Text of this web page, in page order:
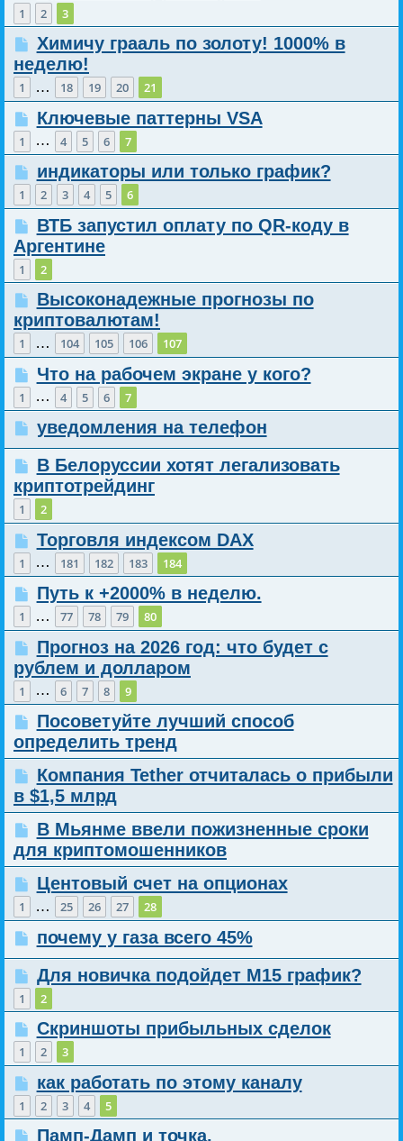
1 2 3
Химичу грааль по золоту! 1000% в
неделю!
1 … 18 19 20 21
Ключевые паттерны VSA
1 … 4 5 6 7
индикаторы или только график?
1 2 3 4 5 6
ВТБ запустил оплату по QR-коду в
Аргентине
1 2
Высоконадежные прогнозы по
криптовалютам!
1 … 104 105 106 107
Что на рабочем экране у кого?
1 … 4 5 6 7
уведомления на телефон
В Белоруссии хотят легализовать
криптотрейдинг
1 2
Торговля индексом DAX
1 … 181 182 183 184
Путь к +2000% в неделю.
1 … 77 78 79 80
Прогноз на 2026 год: что будет с
рублем и долларом
1 … 6 7 8 9
Посоветуйте лучший способ
определить тренд
Компания Tether отчиталась о прибыли
в $1,5 млрд
В Мьянме ввели пожизненные сроки
для криптомошенников
Центовый счет на опционах
1 … 25 26 27 28
почему у газа всего 45%
Для новичка подойдет М15 график?
1 2
Скриншоты прибыльных сделок
1 2 3
как работать по этому каналу
1 2 3 4 5
Памп-Дамп и точка.